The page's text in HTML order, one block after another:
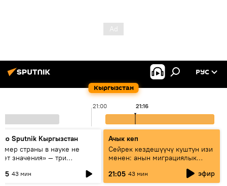
Кыргызстан
РУС
21:00 21:16
Sputnik Кыргызстан
страны в науке не
значения» — три
и Кыргызстана в
43 мин
Ачык кеп
Сейрек кездешүүчү куштун изи
менен: анын миграциялык
жолу эмнеден кабар берет?
21:05 43 мин эфир